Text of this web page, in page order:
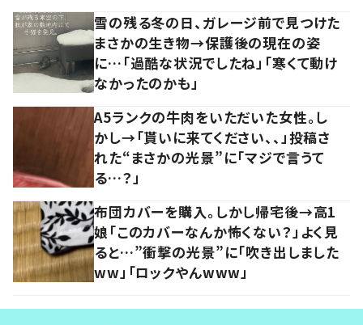
雪の残る冬の日、ガレージ前で見つけた
まさかの生き物→保護後の現在の姿
に…「過酷な状況でしたね」「寒くて動け
なかったのかも」
A5ランクの牛肉をいただいた女性。し
かし→「貰いに来てください、、」投稿さ
れた“まさかの光景”に「マジで言うて
る…？」
布団カバーを購入。しかし帰宅後→高1
娘「このカバーなんか怖くない？」よく見
ると…”衝撃の光景”に「吹き出しました
ww」「ロックやんwww」